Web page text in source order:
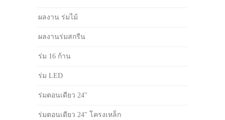
ผลงาน ร่มไม้
ผลงานร่มสกรีน
ร่ม 16 ก้าน
ร่ม LED
ร่มตอนเดียว 24"
ร่มตอนเดียว 24" โครงเหล็ก